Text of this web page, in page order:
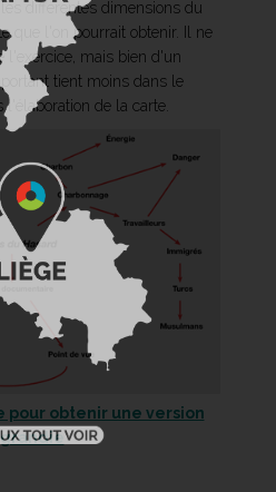
différentes dimensions du
que l'on pourrait obtenir. Il ne
l'exercice, mais bien d'un
tient moins dans le
de la carte.
pour obtenir une version